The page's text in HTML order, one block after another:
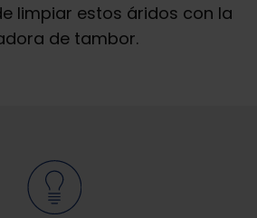
limpiar estos áridos con la
de tambor.